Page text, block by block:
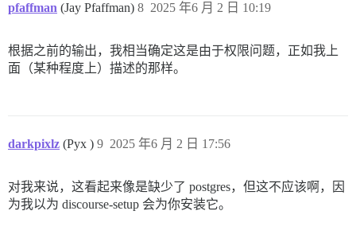
pfaffman (Jay Pfaffman) 2025 年6 月 2 日 10:19
8
根据之前的输出，我相当确定这是由于权限问题，正如我上
面（某种程度上）描述的那样。
darkpixlz (Pyx ) 2025 年6 月 2 日 17:56
9
对我来说，这看起来像是缺少了 postgres，但这不应该啊，因
为我以为 discourse-setup 会为你安装它。